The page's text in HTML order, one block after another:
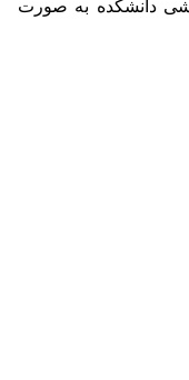
دانشکده به صورت